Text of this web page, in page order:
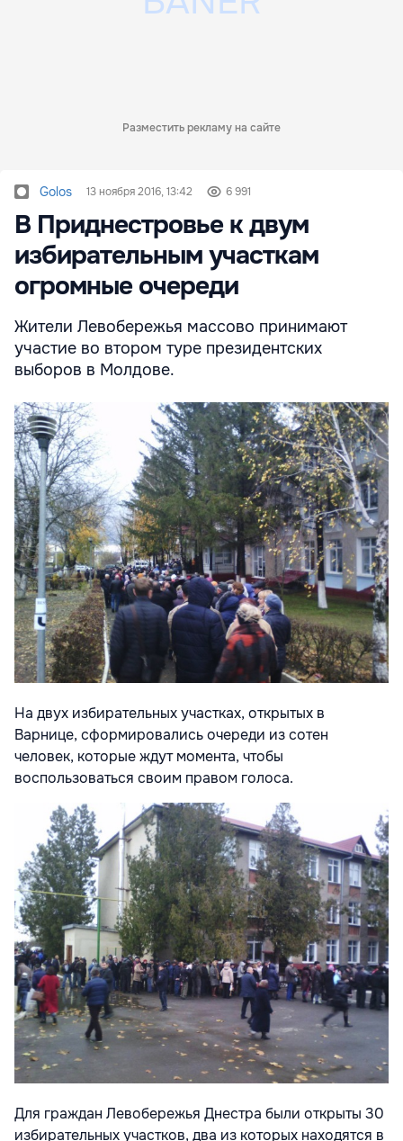
Разместить рекламу на сайте
Golos 13 ноября 2016, 13:42 6 991
В Приднестровье к двум
избирательным участкам
огромные очереди
Жители Левобережья массово принимают
участие во втором туре президентских
выборов в Молдове.
На двух избирательных участках, открытых в
Варнице, сформировались очереди из сотен
человек, которые ждут момента, чтобы
воспользоваться своим правом голоса.
Для граждан Левобережья Днестра были открыты 30
избирательных участков, два из которых находятся в